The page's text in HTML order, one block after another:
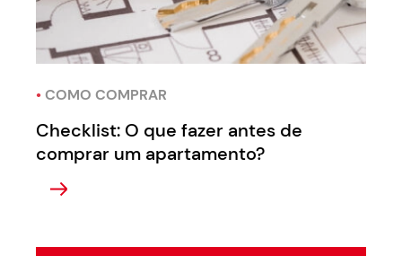
• COMO COMPRAR
Checklist: O que fazer antes de
comprar um apartamento?